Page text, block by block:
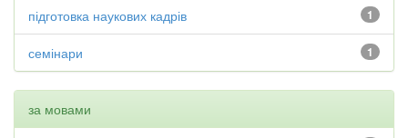
1
підготовка наукових кадрів
1
семінари
за мовами